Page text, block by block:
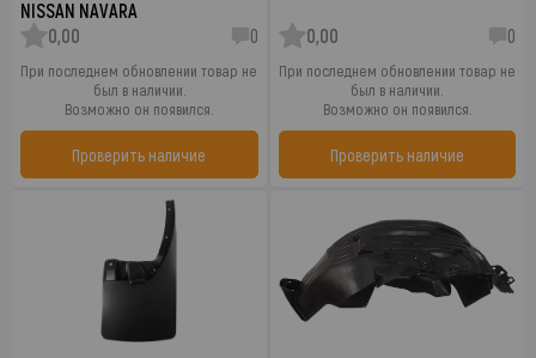
NISSAN NAVARA
0,00
0
При последнем обновлении товар не
был в наличии.
Возможно он появился.
Проверить наличие
0,00 0
При последнем обновлении товар не
был в наличии.
Возможно он появился.
Проверить наличие